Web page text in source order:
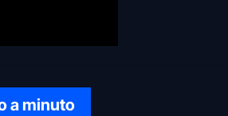
a minuto